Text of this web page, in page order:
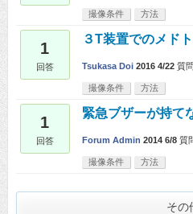
撮像条件 方法
1
回答
３T装置でのメド
Tsukasa Doi 2016 4/22 質問
撮像条件 方法
1
回答
緊急ブザーが持て
Forum Admin 2014 6/8 質
撮像条件 方法
その